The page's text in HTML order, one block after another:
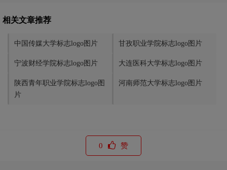
相关文章推荐
中国传媒大学标志logo图片 甘孜职业学院标志logo图片
宁波财经学院标志logo图片 大连医科大学标志logo图片
陕西青年职业学院标志logo图
片
河南师范大学标志logo图片
0 赞